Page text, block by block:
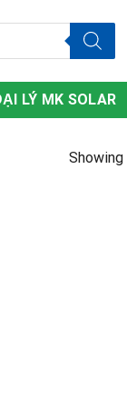
LÝ MK SOLAR